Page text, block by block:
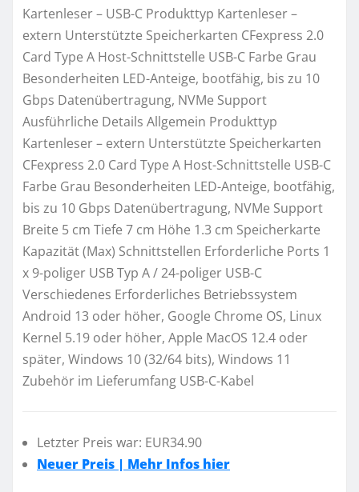
Kartenleser – USB-C Produkttyp Kartenleser –
extern Unterstützte Speicherkarten CFexpress 2.0
Card Type A Host-Schnittstelle USB-C Farbe Grau
Besonderheiten LED-Anteige, bootfähig, bis zu 10
Gbps Datenübertragung, NVMe Support
Ausführliche Details Allgemein Produkttyp
Kartenleser – extern Unterstützte Speicherkarten
CFexpress 2.0 Card Type A Host-Schnittstelle USB-C
Farbe Grau Besonderheiten LED-Anteige, bootfähig,
bis zu 10 Gbps Datenübertragung, NVMe Support
Breite 5 cm Tiefe 7 cm Höhe 1.3 cm Speicherkarte
Kapazität (Max) Schnittstellen Erforderliche Ports 1
x 9-poliger USB Typ A / 24-poliger USB-C
Verschiedenes Erforderliches Betriebssystem
Android 13 oder höher, Google Chrome OS, Linux
Kernel 5.19 oder höher, Apple MacOS 12.4 oder
später, Windows 10 (32/64 bits), Windows 11
Zubehör im Lieferumfang USB-C-Kabel
Letzter Preis war: EUR34.90
Neuer Preis | Mehr Infos hier